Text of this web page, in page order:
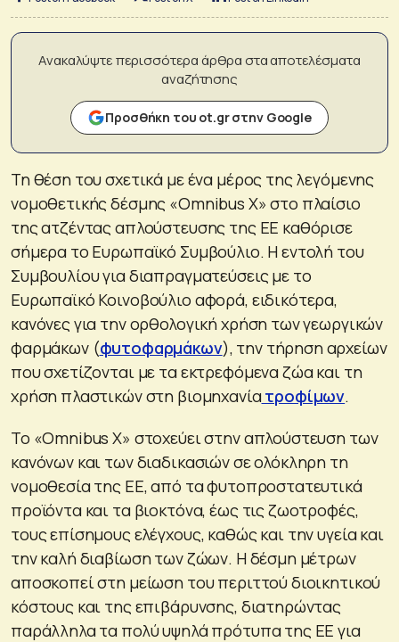
Ανακαλύψτε περισσότερα άρθρα στα αποτελέσματα
αναζήτησης
Προσθήκη του ot.gr στην Google
Τη θέση του σχετικά με ένα μέρος της λεγόμενης
νομοθετικής δέσμης «Omnibus X» στο πλαίσιο
της ατζέντας απλούστευσης της ΕΕ καθόρισε
σήμερα το Ευρωπαϊκό Συμβούλιο. Η εντολή του
Συμβουλίου για διαπραγματεύσεις με το
Ευρωπαϊκό Κοινοβούλιο αφορά, ειδικότερα,
κανόνες για την ορθολογική χρήση των γεωργικών
φαρμάκων (φυτοφαρμάκων), την τήρηση αρχείων
που σχετίζονται με τα εκτρεφόμενα ζώα και τη
χρήση πλαστικών στη βιομηχανίατροφίμων.
Το «Omnibus X» στοχεύει στην απλούστευση των
κανόνων και των διαδικασιών σε ολόκληρη τη
νομοθεσία της ΕΕ, από τα φυτοπροστατευτικά
προϊόντα και τα βιοκτόνα, έως τις ζωοτροφές,
τους επίσημους ελέγχους, καθώς και την υγεία και
την καλή διαβίωση των ζώων. Η δέσμη μέτρων
αποσκοπεί στη μείωση του περιττού διοικητικού
κόστους και της επιβάρυνσης, διατηρώντας
παράλληλα τα πολύ υψηλά πρότυπα της ΕΕ για